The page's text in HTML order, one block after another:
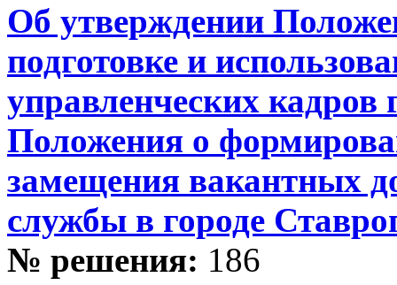
Об утверждении
подготовке и
управленческих кадров
Положения о
замещения вакантных
службы в городе
№ решения: 186